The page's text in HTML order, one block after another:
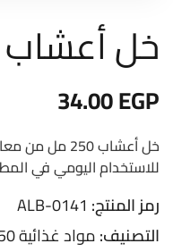
خل أعشاب 250 مل
34.00EGP
خل أعشاب 250
للاستخدام اليومي في
رمز المنتج: ALB-0141
التصنيف:مواد غذائية 250 مل